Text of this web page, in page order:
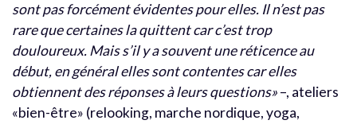
sont pas forcément évidentes pour elles. Il n’est pas
rare que certaines la quittent car c’est trop
douloureux. Mais s’il y a souvent une réticence au
début, en général elles sont contentes car elles
obtiennent des réponses à leurs questions»–, ateliers
«bien-être» (relooking, marche nordique, yoga,